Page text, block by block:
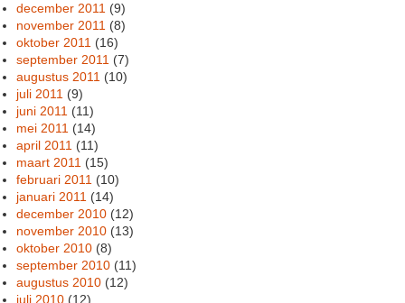
december 2011 (9)
november 2011 (8)
oktober 2011 (16)
september 2011 (7)
augustus 2011 (10)
juli 2011 (9)
juni 2011 (11)
mei 2011 (14)
april 2011 (11)
maart 2011 (15)
februari 2011 (10)
januari 2011 (14)
december 2010 (12)
november 2010 (13)
oktober 2010 (8)
september 2010 (11)
augustus 2010 (12)
juli 2010 (12)